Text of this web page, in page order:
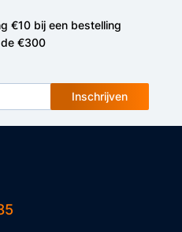
€10 bij een bestelling
€300
Inschrijven